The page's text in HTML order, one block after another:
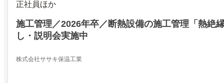
正社員ほか
施工管理／2026年卒／断熱設備の施工管理「熱絶
し・説明会実施中
株式会社ササキ保温工業